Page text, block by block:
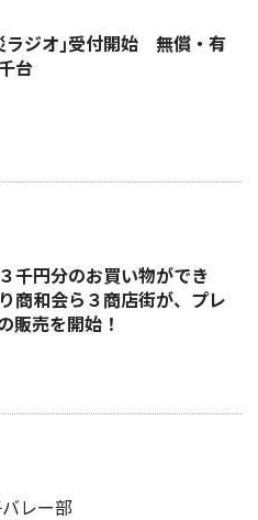
ジオ｣受付開始 無償・有
台
千円分のお買い物ができ
商和会ら３商店街が、プレ
販売を開始！
レー部